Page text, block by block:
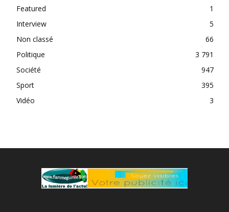
Featured
1
Interview
5
Non classé
66
Politique
3 791
Société
947
Sport
395
Vidéo
3